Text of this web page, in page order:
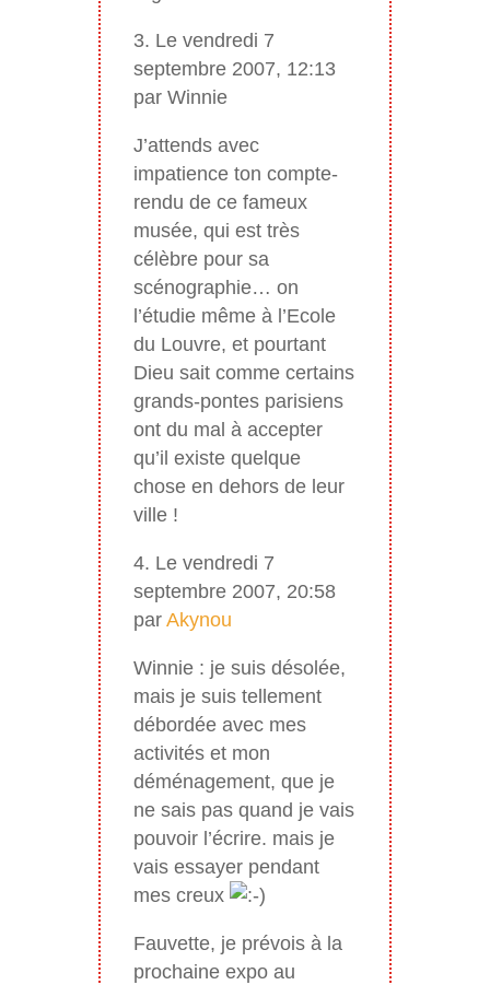
3. Le vendredi 7
septembre 2007, 12:13
par Winnie
J’attends avec
impatience ton compte-
rendu de ce fameux
musée, qui est très
célèbre pour sa
scénographie… on
l’étudie même à l’Ecole
du Louvre, et pourtant
Dieu sait comme certains
grands-pontes parisiens
ont du mal à accepter
qu’il existe quelque
chose en dehors de leur
ville !
4. Le vendredi 7
septembre 2007, 20:58
par Akynou
Winnie : je suis désolée,
mais je suis tellement
débordée avec mes
activités et mon
déménagement, que je
ne sais pas quand je vais
pouvoir l’écrire. mais je
vais essayer pendant
mes creux
Fauvette, je prévois à la
prochaine expo au